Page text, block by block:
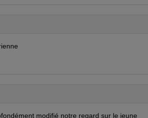
modifié notre regard sur le jeune